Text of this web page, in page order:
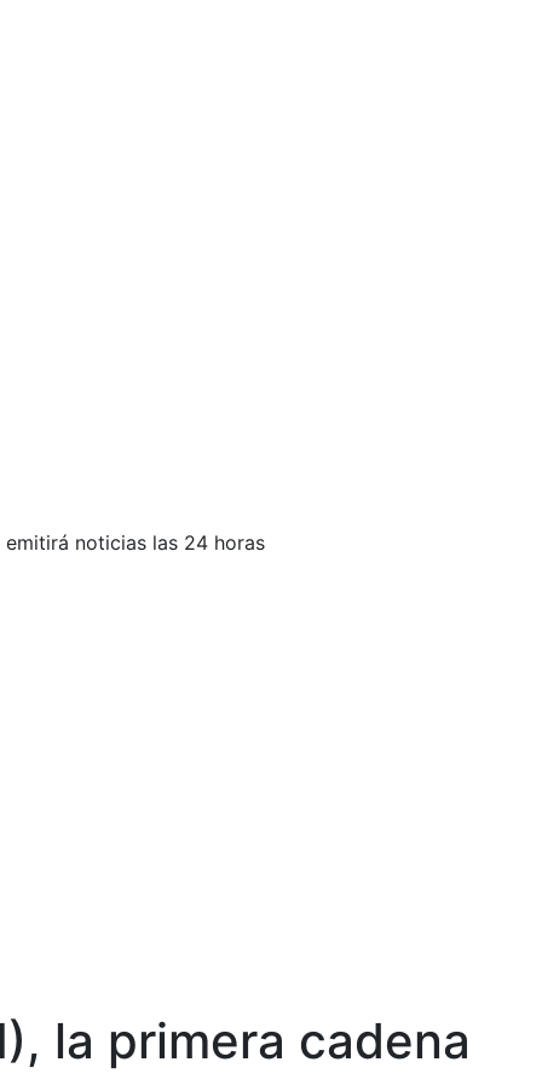
noticias las 24 horas
la primera cadena